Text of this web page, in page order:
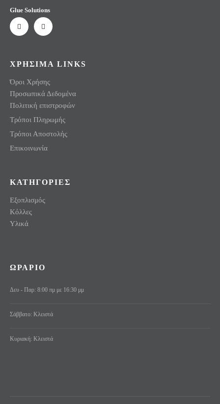
Glue Solutions
ΧΡΗΣΙΜΑ LINKS
Όροι Χρήσης
Προσωπικά Δεδομένα
Πολιτική επιστροφών
Τρόποι Πληρωμής
Τρόποι Αποστολής
Επικοινωνία
ΚΑΤΗΓΟΡΙΕΣ
Εξοπλισμός
Κόλλες
Υλικά
ΩΡΑΡΙΟ
Δευ - Παρ: 8:00 πμ με 16:30 μμ
Σάββατο: Κλειστά
Κυριακή: Κλειστά